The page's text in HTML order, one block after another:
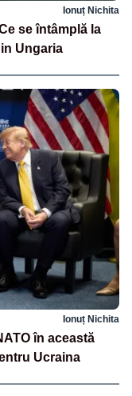
Ionuț Nichita
se întâmplă la
Ungaria
Ionuț Nichita
în această
Ucraina